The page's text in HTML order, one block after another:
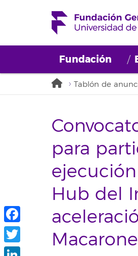
Fundación
Tablón de
para
Hub del
Facebook
Twitter